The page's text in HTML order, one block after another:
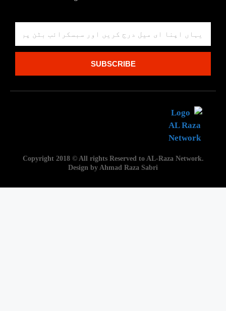
SUBSCRIBE
Copyright 2018 © All rights Reserved to AL-Raza Network.
Design by Ahmad Raza Sabri